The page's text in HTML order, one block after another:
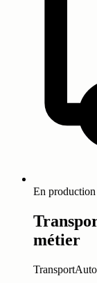
En production
métier
Transport